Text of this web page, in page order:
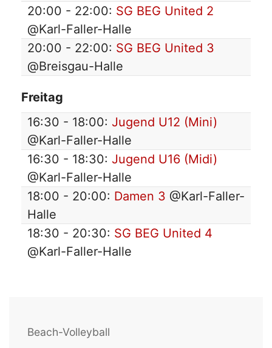
20:00 - 22:00: SG BEG United 2
@Karl-Faller-Halle
20:00 - 22:00: SG BEG United 3
@Breisgau-Halle
Freitag
16:30 - 18:00: Jugend U12 (Mini)
@Karl-Faller-Halle
16:30 - 18:30: Jugend U16 (Midi)
@Karl-Faller-Halle
18:00 - 20:00: Damen 3 @Karl-Faller-
Halle
18:30 - 20:30: SG BEG United 4
@Karl-Faller-Halle
Beach-Volleyball